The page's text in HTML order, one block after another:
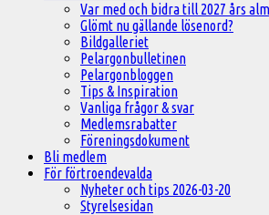
Var med och bidra till 2027 års
Glömt nu gällande lösenord?
Bildgalleriet
Pelargonbulletinen
Pelargonbloggen
Tips & Inspiration
Vanliga frågor & svar
Medlemsrabatter
Föreningsdokument
Bli medlem
För förtroendevalda
Nyheter och tips 2026-03-20
Styrelsesidan